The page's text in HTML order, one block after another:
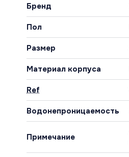
Бренд
Пол
Размер
Материал корпуса
Ref
Водонепроницаемость
Примечание